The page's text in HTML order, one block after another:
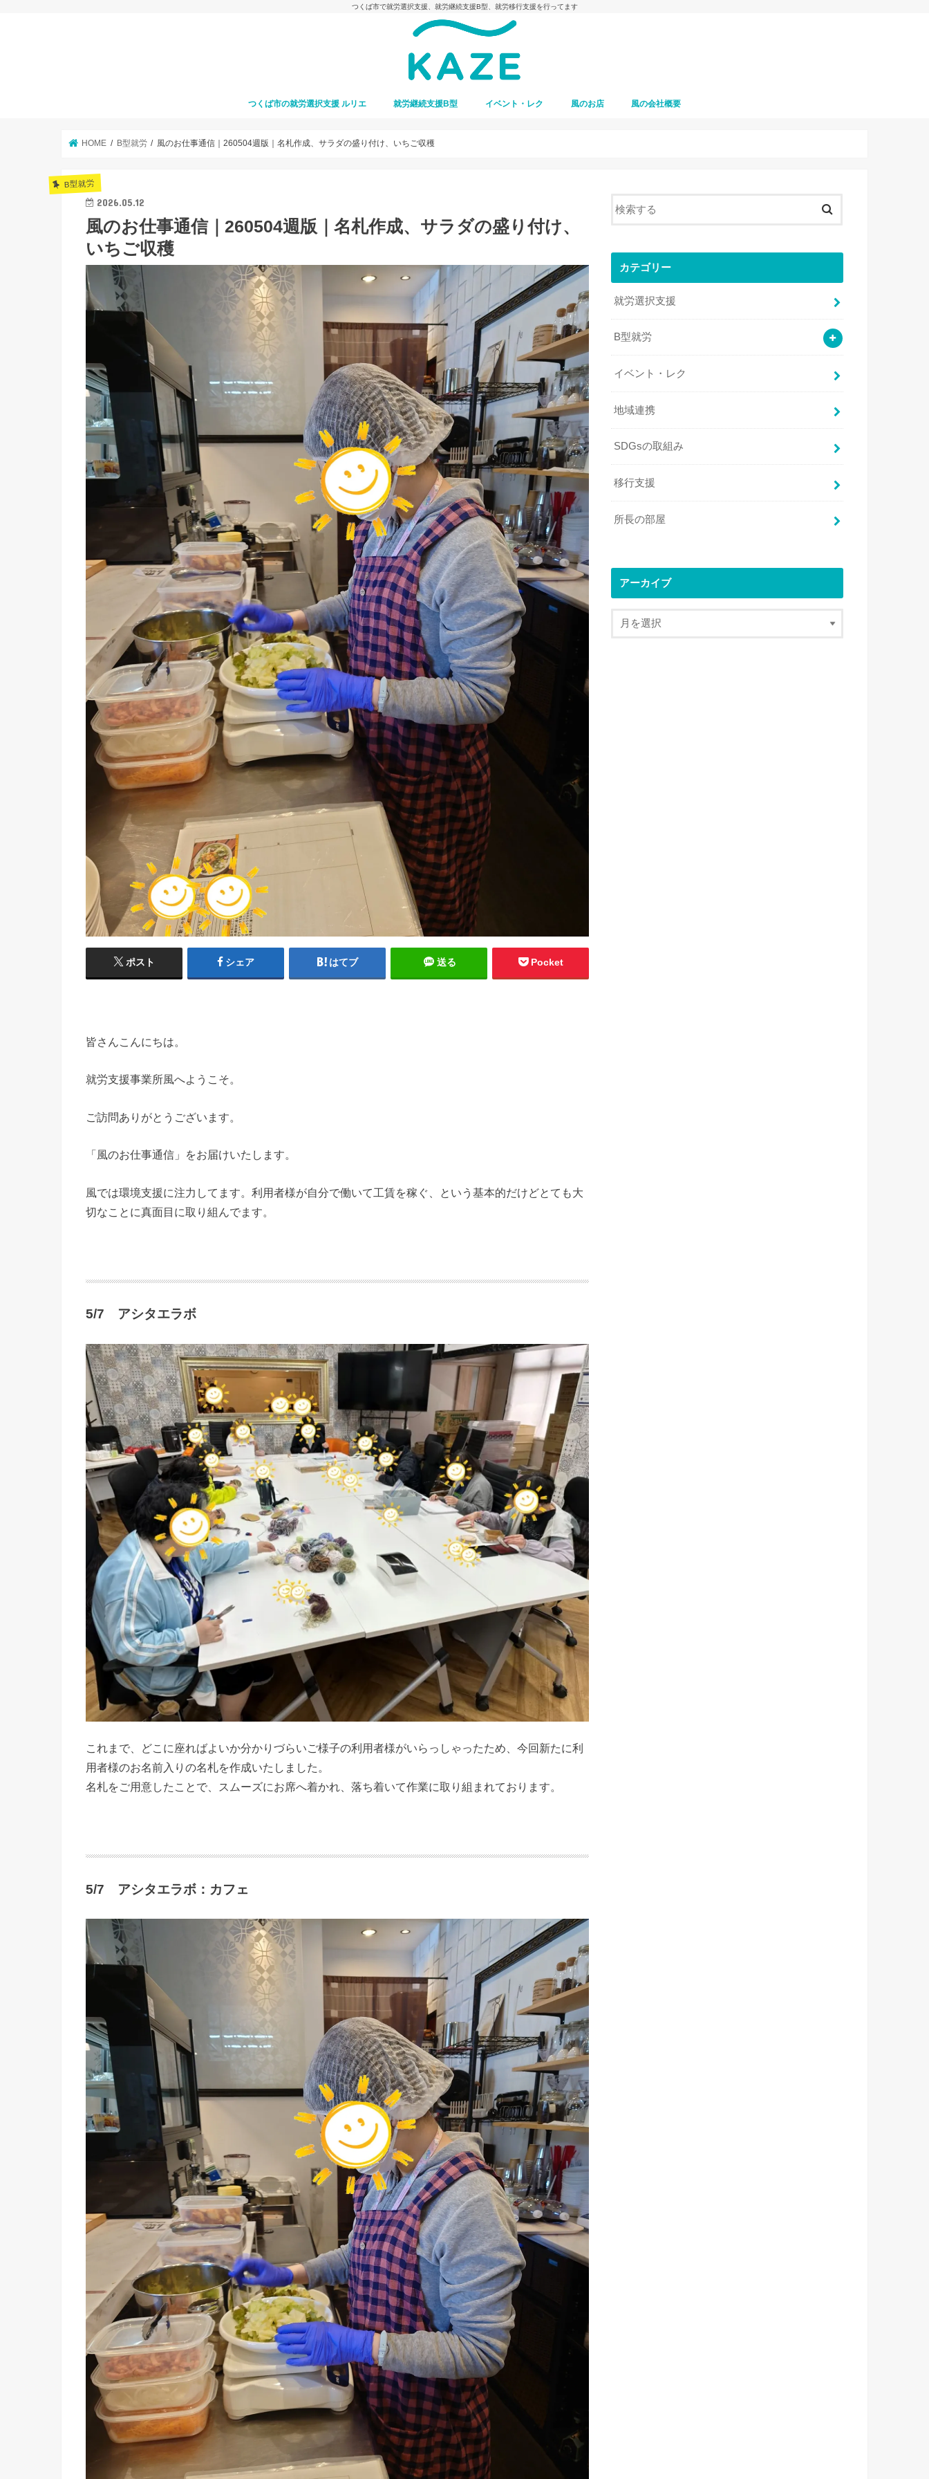
つくば市で就労選択支援、就労継続支援B型、就労移行支援を行ってます
つくば市の就労選択支援 ルリエ 就労継続支援B型 イベント・レク 風のお店 風の会社概要
HOME B型就労 風のお仕事通信｜260504週版｜名札作成、サラダの盛り付け、いちご収穫
B型就労
2026.05.12
風のお仕事通信｜260504週版｜名札作成、サラダの盛り付け、
いちご収穫
ポスト シェア はてブ 送る Pocket
皆さんこんにちは。
就労支援事業所風へようこそ。
ご訪問ありがとうございます。
「風のお仕事通信」をお届けいたします。
風では環境支援に注力してます。利用者様が自分で働いて工賃を稼ぐ、という基本的だけどとても大
切なことに真面目に取り組んでます。
5/7 アシタエラボ
これまで、どこに座ればよいか分かりづらいご様子の利用者様がいらっしゃったため、今回新たに利
用者様のお名前入りの名札を作成いたしました。
名札をご用意したことで、スムーズにお席へ着かれ、落ち着いて作業に取り組まれております。
5/7 アシタエラボ：カフェ
カテゴリー
就労選択支援
B型就労
イベント・レク
地域連携
SDGsの取組み
移行支援
所長の部屋
アーカイブ